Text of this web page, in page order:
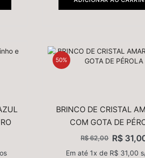
50%
BRINCO DE CRISTAL
COM GOTA DE
R$62,00 R$
Em até 1x de R$ 31,00